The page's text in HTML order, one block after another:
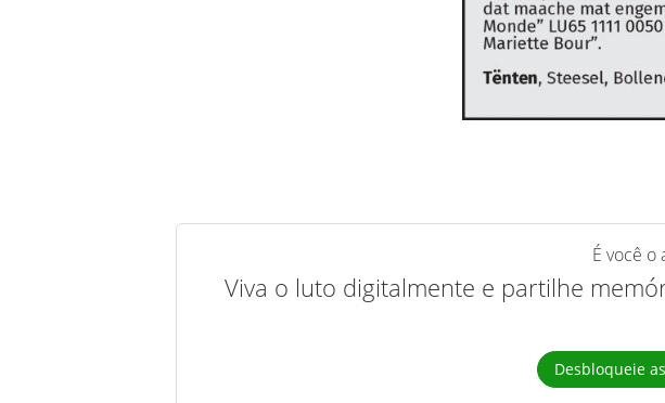
É você o
Viva o luto digitalmente e partilhe
Desbloqueie